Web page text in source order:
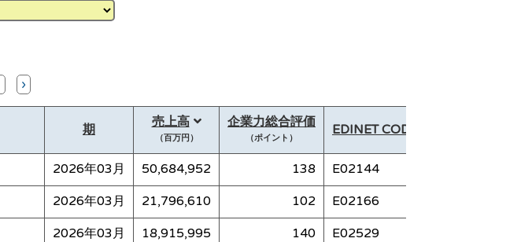
›
期 売上高
（百万円）
企業力総合評価
（ポイント）
EDINET CODE
2026年03月 50,684,952 138 E02144
2026年03月 21,796,610 102 E02166
2026年03月 18,915,995 140 E02529